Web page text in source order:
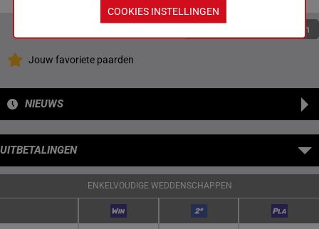
Quoteringen verversen
Jouw favoriete paarden
NIEUWS
UITBETALINGEN
ENKELVOUDIGE WEDDENSCHAPPEN
COOKIES INSTELLINGEN